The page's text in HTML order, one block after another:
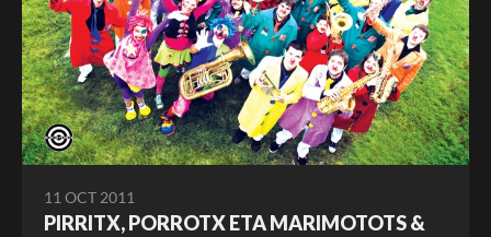
11 OCT 2011
PIRRITX, PORROTX ETA MARIMOTOTS &